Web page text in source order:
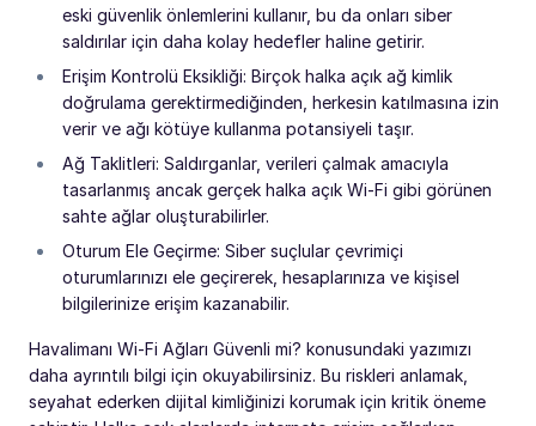
eski güvenlik önlemlerini kullanır, bu da onları siber
saldırılar için daha kolay hedefler haline getirir.
Erişim Kontrolü Eksikliği: Birçok halka açık ağ kimlik
doğrulama gerektirmediğinden, herkesin katılmasına izin
verir ve ağı kötüye kullanma potansiyeli taşır.
Ağ Taklitleri: Saldırganlar, verileri çalmak amacıyla
tasarlanmış ancak gerçek halka açık Wi-Fi gibi görünen
sahte ağlar oluşturabilirler.
Oturum Ele Geçirme: Siber suçlular çevrimiçi
oturumlarınızı ele geçirerek, hesaplarınıza ve kişisel
bilgilerinize erişim kazanabilir.
Havalimanı Wi-Fi Ağları Güvenli mi? konusundaki yazımızı
daha ayrıntılı bilgi için okuyabilirsiniz. Bu riskleri anlamak,
seyahat ederken dijital kimliğinizi korumak için kritik öneme